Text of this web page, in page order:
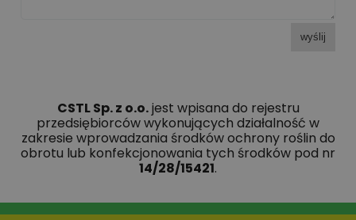
wyślij
CSTL Sp. z o.o.jest wpisana do rejestru
przedsiębiorców wykonujących działalność w
zakresie wprowadzania środków ochrony roślin do
obrotu lub konfekcjonowania tych środków pod nr
14/28/15421.